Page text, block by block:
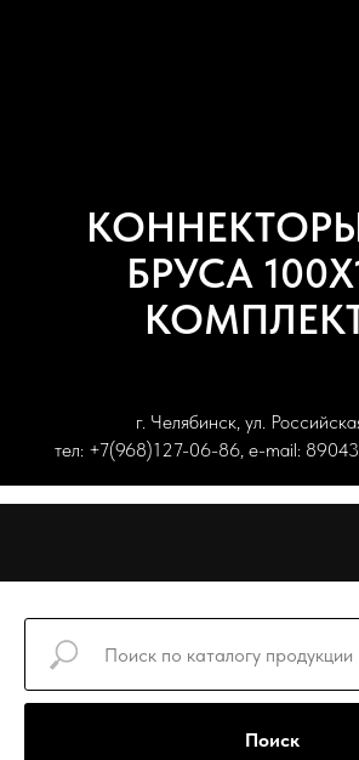
БРУСА
г. Челябинск, ул.
тел: +7(968)127-06-86, e-mail:
Поиск